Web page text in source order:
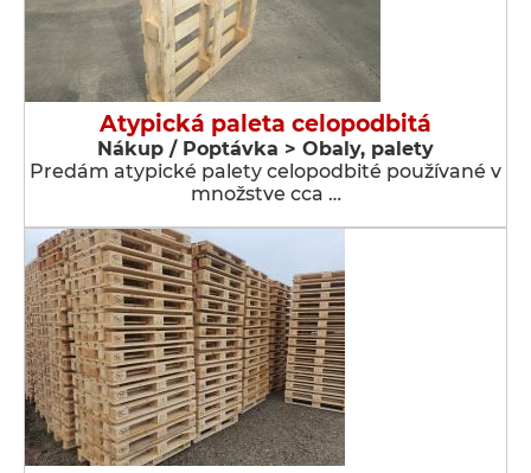
Atypická paleta celopodbitá
Nákup / Poptávka > Obaly, palety
Predám atypické palety celopodbité používané v
množstve cca …